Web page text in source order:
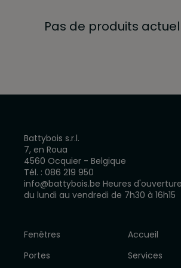
Pas de produits
Battybois s.r.l.
7, en Roua
4560 Ocquier - Belgique
Tél. : 086 219 950
info@battybois.be Heures
du lundi au vendredi de 7h30 à 16h15
Fenêtres
Portes
Accueil
Services